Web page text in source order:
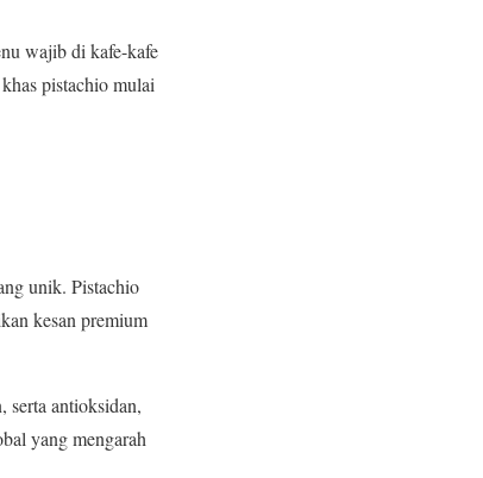
wajib di kafe-kafe
pistachio mulai
unik. Pistachio
kesan premium
serta antioksidan,
yang mengarah